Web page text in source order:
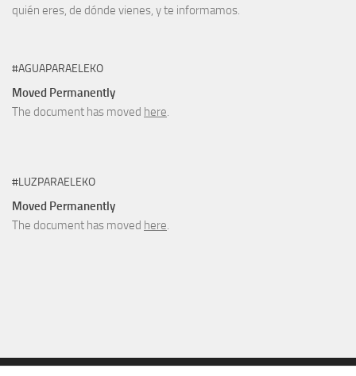
quién eres, de dónde vienes, y te informamos.
#AGUAPARAELEKO
Moved Permanently
The document has moved here.
#LUZPARAELEKO
Moved Permanently
The document has moved here.